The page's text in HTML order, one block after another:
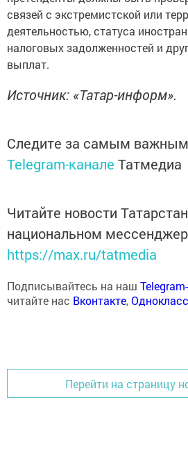
связей с экстремистской или
деятельностью, статуса
налоговых задолженностей и
выплат.
Источник: «Татар-информ».
Следите за самым
Telegram-канале Татмедиа
Читайте новости
национальном
https://max.ru/tatmedia
Подписывайтесь на наш
читайте нас Вконтакте,
Перейти на страницу